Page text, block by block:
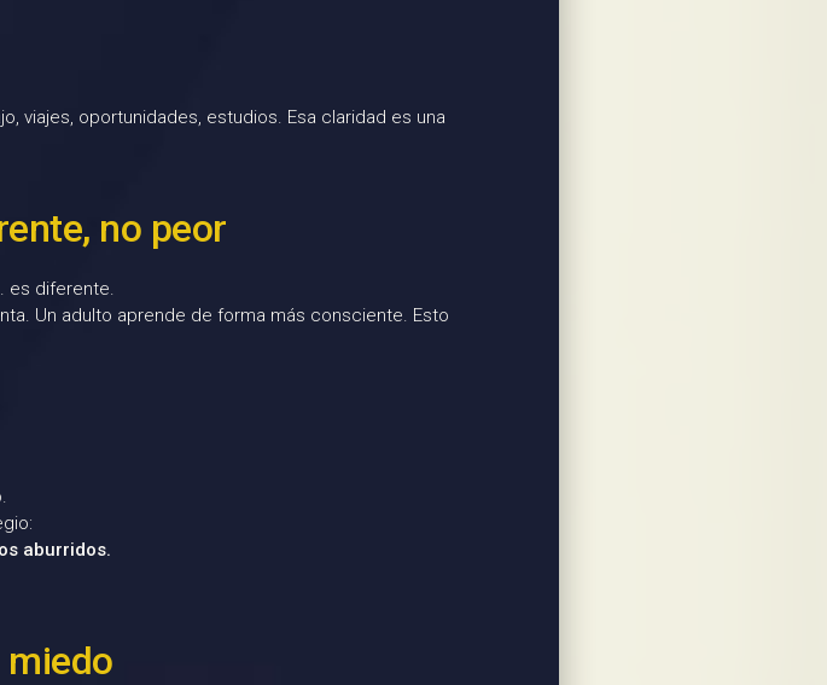
viajes, oportunidades, estudios. Esa claridad es una
no peor
es diferente.
Un adulto aprende de forma más consciente. Esto
aburridos.
miedo